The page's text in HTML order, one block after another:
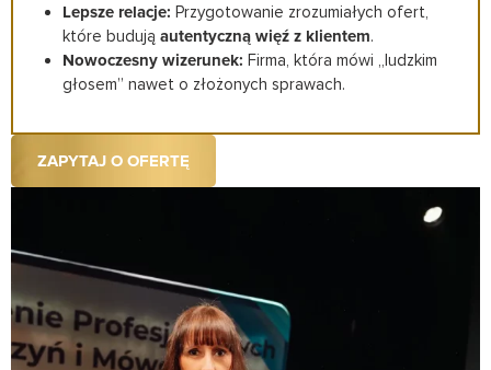
Lepsze relacje: Przygotowanie zrozumiałych ofert,
które budują autentyczną więź z klientem.
Nowoczesny wizerunek: Firma, która mówi „ludzkim
głosem” nawet o złożonych sprawach.
ZAPYTAJ O OFERTĘ